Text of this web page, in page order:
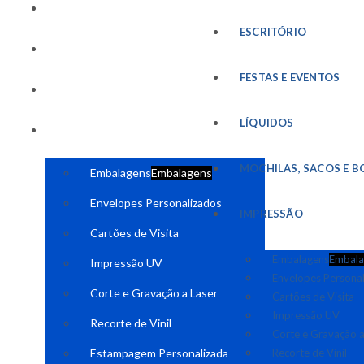
EmbalagensEmbalagens
Envelopes Personalizados
Cartões de Visita
Impressão UV
Corte e Gravação a Laser
Recorte de Vinil
Estampagem Personalizada
ESCRITÓRIO
FESTAS E EVENTOS
LÍQUIDOS
MOCHILAS, SACOS E
IMPRESSÃO
Embalagens
Envelopes
Cartões de Visita
Impressão UV
Corte e Gravação
Recorte de Vinil